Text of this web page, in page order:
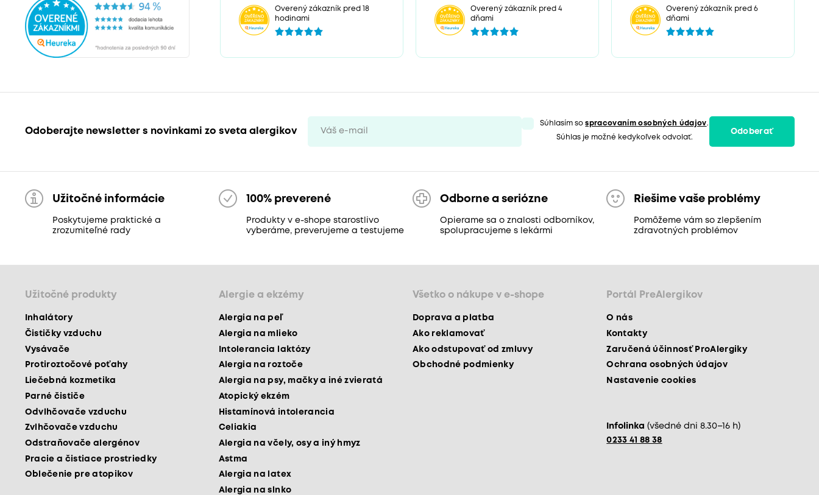
Overený zákazník pred 18
hodinami
Overený zákazník pred 4
dňami
Overený zákazník pred 6
dňami
Odoberajte newsletter s novinkami zo sveta alergikov
Súhlasím sospracovaním osobných údajov.
Súhlas je možné kedykoľvek odvolať.
Odoberať
Užitočné informácie
Poskytujeme praktické a
zrozumiteľné rady
100% preverené
Produkty v e-shope starostlivo
vyberáme, preverujeme a testujeme
Odborne a seriózne
Opierame sa o znalosti odborníkov,
spolupracujeme s lekármi
Riešime vaše problémy
Pomôžeme vám so zlepšením
zdravotných problémov
Užitočné produkty
Inhalátory
Čističky vzduchu
Vysávače
Protiroztočové poťahy
Liečebná kozmetika
Parné čističe
Odvlhčovače vzduchu
Zvlhčovače vzduchu
Odstraňovače alergénov
Pracie a čistiace prostriedky
Oblečenie pre atopikov
Alergie a ekzémy
Alergia na peľ
Alergia na mlieko
Intolerancia laktózy
Alergia na roztoče
Alergia na psy, mačky a iné zvieratá
Atopický ekzém
Histamínová intolerancia
Celiakia
Alergia na včely, osy a iný hmyz
Astma
Alergia na latex
Alergia na slnko
Všetko o nákupe v e-shope
Doprava a platba
Ako reklamovať
Ako odstupovať od zmluvy
Obchodné podmienky
Portál PreAlergikov
O nás
Kontakty
Zaručená účinnosť ProAlergiky
Ochrana osobných údajov
Nastavenie cookies
Infolinka (všedné dni 8.30–16 h)
0233 41 88 38